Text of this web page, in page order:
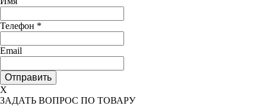
Телефон *
Email
X
ЗАДАТЬ ВОПРОС ПО ТОВАРУ